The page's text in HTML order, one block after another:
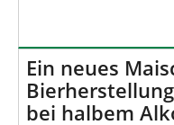
Ein neues
bei halbem